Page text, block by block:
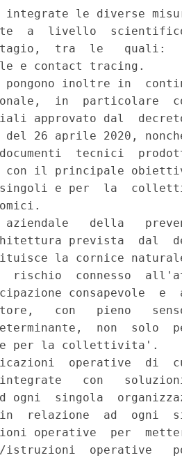
le diverse
a  livello
tra  le   quali:
e contact tracing.
inoltre in
in  particolare
approvato dal
26 aprile 2020,
tecnici
con il principale
e per  la
della
prevista  dal
la cornice
rischio  connesso
consapevole  e
con   pieno
non  solo
per la collettivita'.
operative  di
integrate   con
ogni  singola
relazione  ad  ogni
operative  per
operative